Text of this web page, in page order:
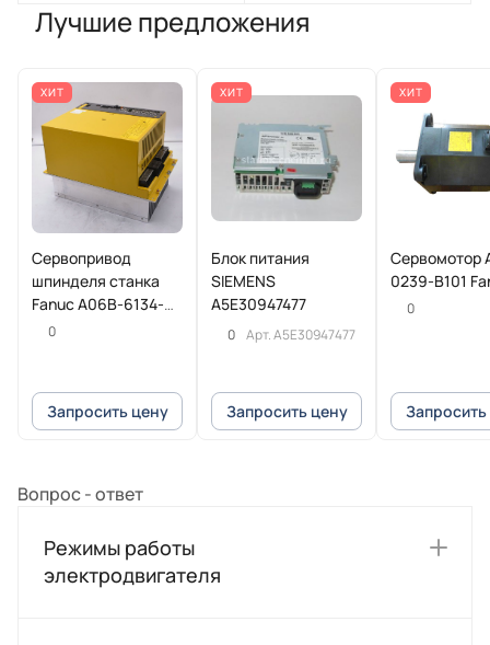
Лучшие предложения
ХИТ
Сервопривод
шпинделя станка
Fanuc A06B-6134-
H202#A
0
Запросить цену
ХИТ
Блок питания
SIEMENS
A5E30947477
0 Арт.A5E30947477
Запросить цену
ХИТ
Сервомотор
0239-B101
0
Вопрос - ответ
Режимы работы
электродвигателя